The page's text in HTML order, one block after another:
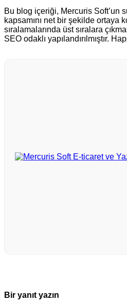
Bu blog içeriği, Mercuris Soft’un
kapsamını net bir şekilde ortaya
sıralamalarında üst sıralara
SEO odaklı yapılandırılmıştır.
Bir yanıt yazın